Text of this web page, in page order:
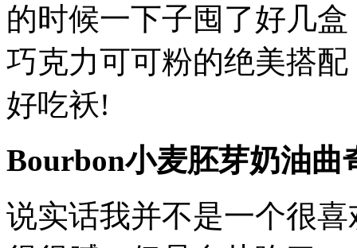
的时候一下子囤了好几
巧克力可可粉的绝美搭
好吃袄!
Bourbon小麦胚芽奶油曲
说实话我并不是一个很